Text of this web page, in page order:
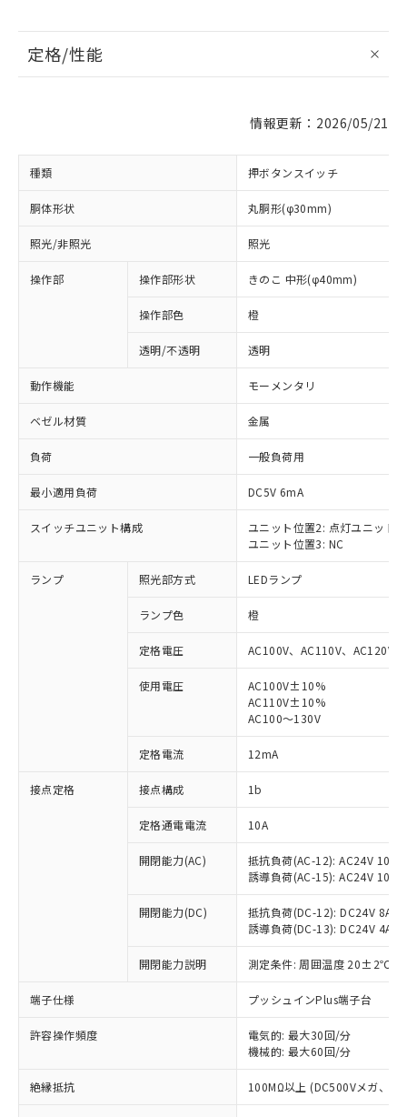
定格/性能
情報更新：2026/05/21
種類 押ボタンスイッチ
胴体形状 丸胴形(φ30mm)
照光/非照光 照光
操作部 操作部形状 きのこ 中形(φ40mm)
操作部色 橙
透明/不透明 透明
動作機能 モーメンタリ
ベゼル材質 金属
負荷 一般負荷用
最小適用負荷 DC5V 6mA
スイッチユニット構成
ユニット位置2: 点灯ユニット
ユニット位置3: NC
ランプ 照光部方式 LEDランプ
ランプ色 橙
定格電圧 AC100V、AC110V、AC120V
使用電圧
AC100V±10%
AC110V±10%
AC100～130V
定格電流 12mA
接点定格 接点構成 1b
定格通電電流 10A
開閉能力(AC)
抵抗負荷(AC-12): AC24V 10A/
誘導負荷(AC-15): AC24V
開閉能力(DC)
抵抗負荷(DC-12): DC24V 8A/
誘導負荷(DC-13): DC24V 4A/
開閉能力説明 測定条件: 周囲温度 20±2℃、
端子仕様 プッシュインPlus端子台
許容操作頻度
電気的: 最大30回/分
機械的: 最大60回/分
絶縁抵抗 100MΩ以上 (DC500Vメガ、点
ご利用条件
以下の条件をお読みいただき、同意のうえ
本サービスは、当社制御機器事業取扱
商品の当社在庫状況および標準価格
(税抜)を提供させていただくもので
当社制御機器事業取扱商品の中には、
本サービスの対象外となる商品もある
在庫状況および標準価格照会結果は、
記載している更新日時点での社内デー
タに基づき作成されるものであり、閲
覧された時点での実際の在庫および標
※1 対応状況
対応済み：EU RoHS指令（10物質）の
非含有に対応した製品が提供可能な商品で
対応予定：EU RoHS指令（10物質）の非含
有に対応した製品に切り替える予定のある
対応予定なし：EU RoHS指令（10物質）の
非含有に非対応の商品で、対応品を出す予
調査・確認中：EU RoHS指令（10物質）の
非含有の対応状況を調査中または確認中の
非該当品：ライセンス料など無形物で、有
害物質有無と関係のない商品です。
仕入先様の事情により、非含有部品として
いたものが、含有品と判明した場合などや
むを得ず変更することがあります。
鉛(Pb) 1000ppm以下、 水銀(Hg) 1000ppm以下、 カド
※1 中国RoHS○×表
「○」：最大均質材料含有率が中国RoHSの
基準値以下であることを示します。
「×」：最大均質材料含有率が中国RoHSの
基準値を超えていることを示します。
「－」：未確認です。当社販売部門へお問
*中国RoHS10物質の基準値 (GB/T26572)：
Pb(鉛) :1000ppm、 Hg(水銀) : 1000ppm、 Cd(カドミウ
当社は、これら貴社製品のうち、外国
為替および外国貿易法に定める商品
（以下｢規制貨物等」という）を輸出
国政府の輸出許可(または役務取引許